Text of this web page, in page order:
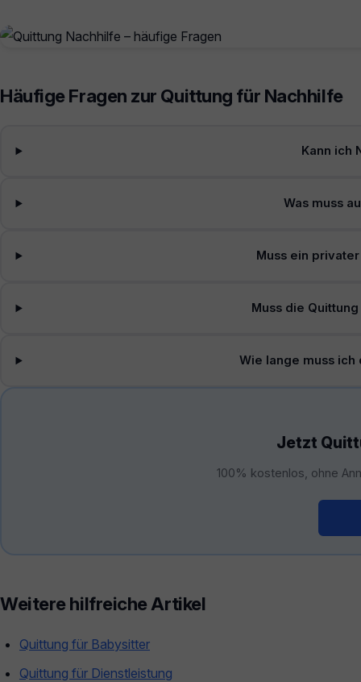
Häufige Fragen zur Quittung für Nachhilfe
Kann ich
Was muss
Muss ein
Muss die
Wie lange muss
Jetzt
100% kostenlos, ohne
Weitere hilfreiche Artikel
Quittung für Babysitter
Quittung für Dienstleistung